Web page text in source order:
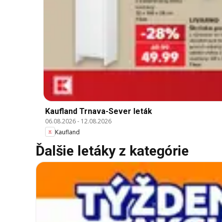
Kaufland Trnava-Sever leták
06.08.2026- 12.08.2026
Kaufland
Ďalšie letáky z kategórie